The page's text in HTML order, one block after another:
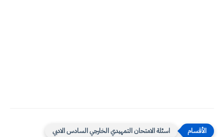
اسئلة الامتحان التمهيدي الخارجي السادس الادبي